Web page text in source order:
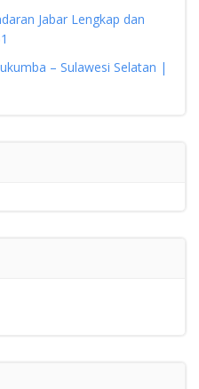
Jabar Lengkap dan
– Sulawesi Selatan |